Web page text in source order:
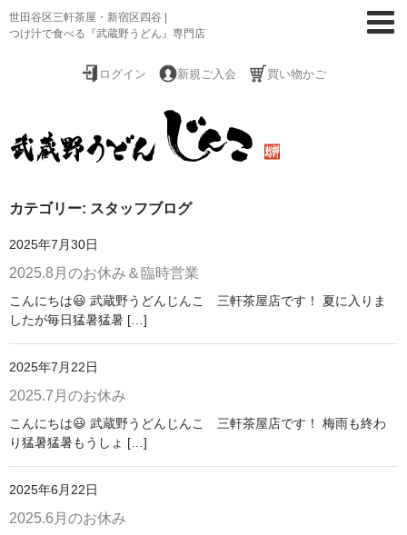
世田谷区三軒茶屋・新宿区四谷 |
つけ汁で食べる『武蔵野うどん』専門店
ログイン 新規ご入会 買い物かご
ホーム
お取寄せ(通販)
店舗・製麺所案内
メディア掲載
ブログ
お問い合わせ
カテゴリー: スタッフブログ
2025年7月30日
2025.8月のお休み＆臨時営業
こんにちは😃 武蔵野うどんじんこ 三軒茶屋店です！ 夏に入りま
したが毎日猛暑猛暑 […]
2025年7月22日
2025.7月のお休み
こんにちは😃 武蔵野うどんじんこ 三軒茶屋店です！ 梅雨も終わ
り猛暑猛暑もうしょ […]
2025年6月22日
2025.6月のお休み